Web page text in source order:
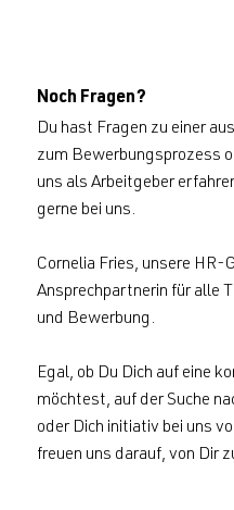
Noch Fragen?
Du hast Fragen zu einer
zum Bewerbungsprozess
uns als Arbeitgeber
gerne bei uns.
Cornelia Fries, unsere HR-
Ansprechpartnerin für alle
und Bewerbung.
Egal, ob Du Dich auf eine
möchtest, auf der Suche
oder Dich initiativ bei uns
freuen uns darauf, von Dir